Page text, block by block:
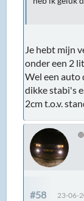
Je hebt mijn
onder een 2
Wel een auto
dikke stabi's
2cm t.o.v.
#58 23-06-